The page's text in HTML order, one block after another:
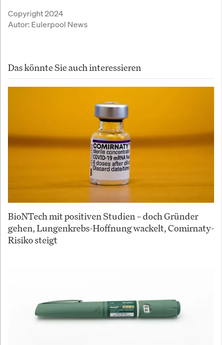
Copyright 2024
Autor: Eulerpool News
Das könnte Sie auch interessieren
BioNTech mit positiven Studien – doch Gründer
gehen, Lungenkrebs-Hoffnung wackelt, Comirnaty-
Risiko steigt